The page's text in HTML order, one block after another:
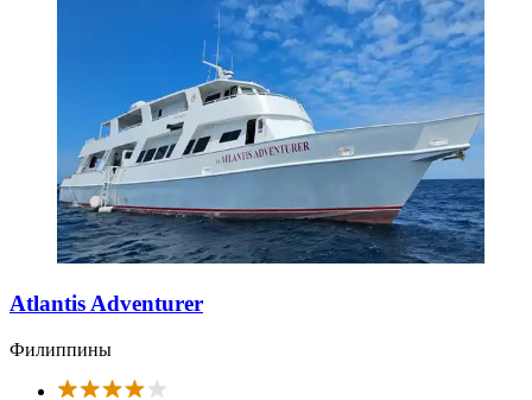
Atlantis Adventurer
Филиппины